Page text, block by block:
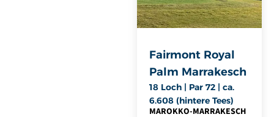
Fairmont Royal
Palm Marrakesch
18 Loch | Par 72 | ca.
6.608 (hintere Tees)
MAROKKO-MARRAKESCH